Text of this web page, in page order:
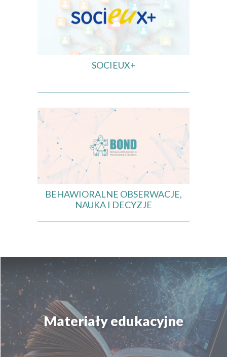
SOCIEUX+
BEHAWIORALNE OBSERWACJE,
NAUKA I DECYZJE
Materiały edukacyjne